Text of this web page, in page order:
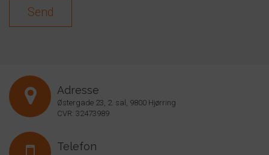
Send
Adresse
Østergade 23, 2. sal, 9800 Hjørring
CVR: 32473989
Telefon